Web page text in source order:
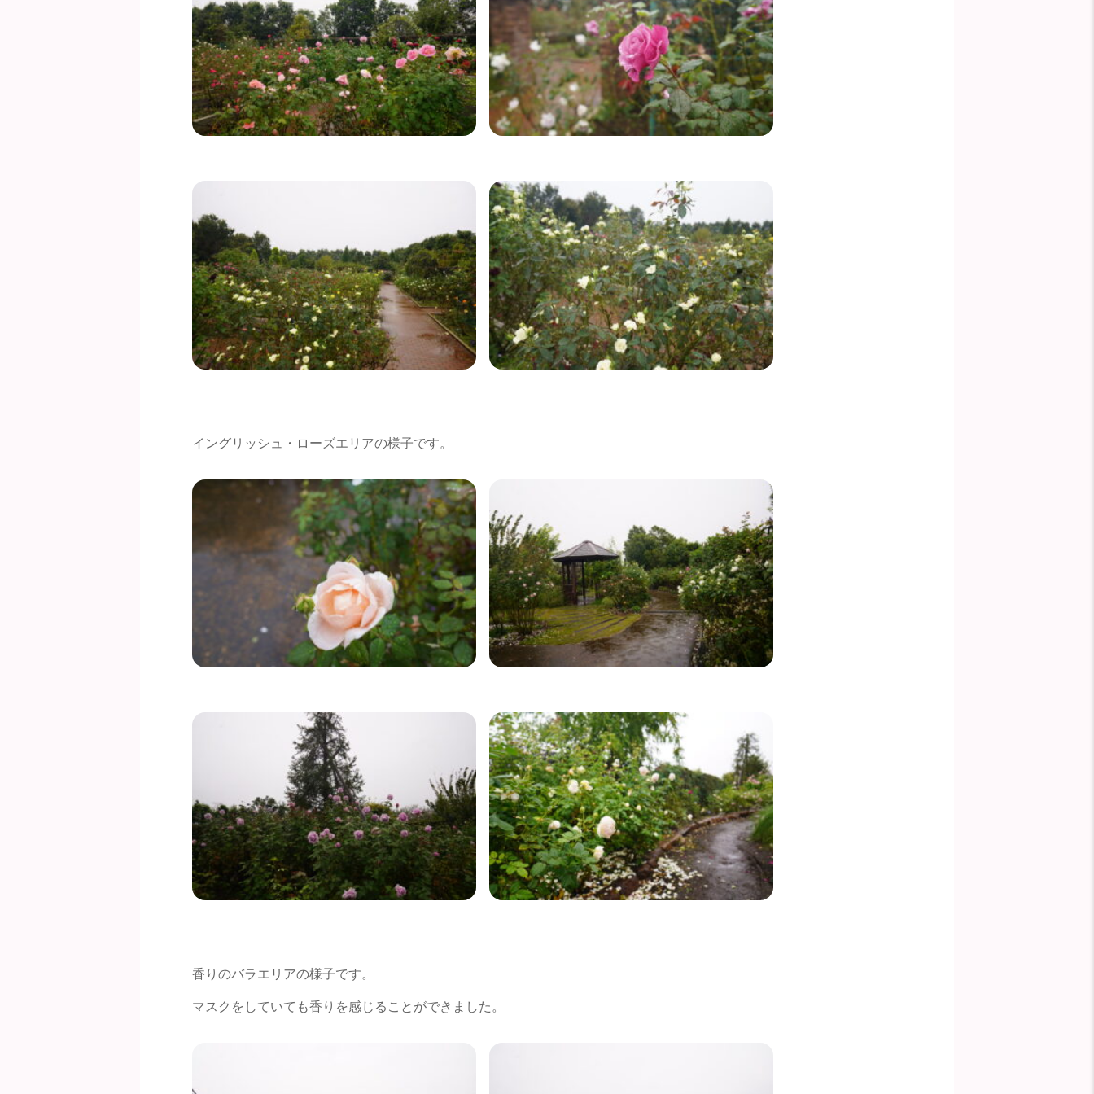
イングリッシュ・ローズエリアの様子です。
香りのバラエリアの様子です。
マスクをしていても香りを感じることができました。